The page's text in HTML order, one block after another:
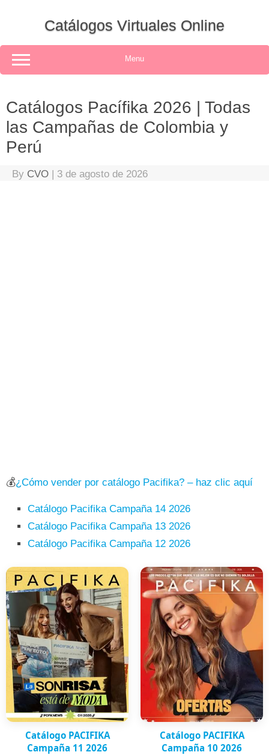
Catálogos Virtuales Online
Menu
Catálogos Pacífika 2026 | Todas
las Campañas de Colombia y
Perú
By CVO | 3 de agosto de 2026
💰¿Cómo vender por catálogo Pacifika? – haz clic aquí
Catálogo Pacifika Campaña 14 2026
Catálogo Pacifika Campaña 13 2026
Catálogo Pacifika Campaña 12 2026
Catálogo PACIFIKA
Campaña 11 2026
Catálogo PACIFIKA
Campaña 10 2026